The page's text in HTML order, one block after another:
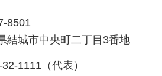
8501
結城市中央町二丁目3番地
1111（代表）